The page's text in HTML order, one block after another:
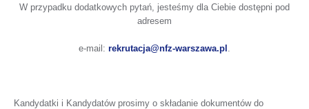
W przypadku dodatkowych pytań, jesteśmy dla Ciebie dostępni pod
adresem
e-mail: rekrutacja@nfz-warszawa.pl
Kandydatki i Kandydatów prosimy o składanie dokumentów do